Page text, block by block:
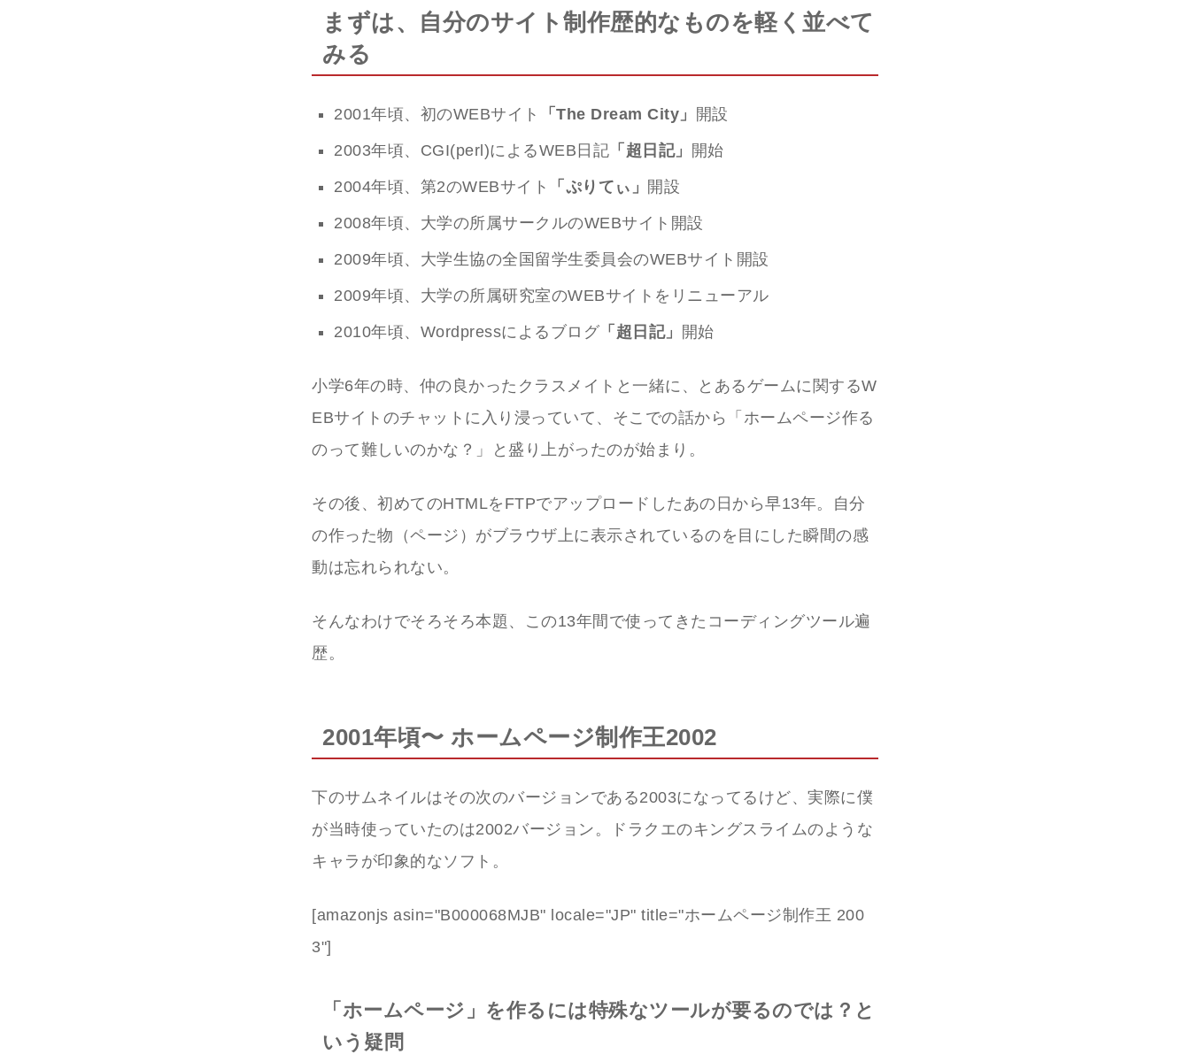
まずは、自分のサイト制作歴的なものを軽く並べて
みる
2001年頃、初のWEBサイト 「The Dream City」 開設
2003年頃、CGI(perl)によるWEB日記 「超日記」 開始
2004年頃、第2のWEBサイト 「ぷりてぃ」 開設
2008年頃、大学の所属サークルのWEBサイト開設
2009年頃、大学生協の全国留学生委員会のWEBサイト開設
2009年頃、大学の所属研究室のWEBサイトをリニューアル
2010年頃、Wordpressによるブログ 「超日記」 開始
小学6年の時、仲の良かったクラスメイトと一緒に、とあるゲームに関するW
EBサイトのチャットに入り浸っていて、そこでの話から「ホームページ作る
のって難しいのかな？」と盛り上がったのが始まり。
その後、初めてのHTMLをFTPでアップロードしたあの日から早13年。自分
の作った物（ページ）がブラウザ上に表示されているのを目にした瞬間の感
動は忘れられない。
そんなわけでそろそろ本題、この13年間で使ってきたコーディングツール遍
歴。
2001年頃〜 ホームページ制作王2002
下のサムネイルはその次のバージョンである2003になってるけど、実際に僕
が当時使っていたのは2002バージョン。ドラクエのキングスライムのような
キャラが印象的なソフト。
[amazonjs asin="B000068MJB" locale="JP" title="ホームページ制作王 200
3"]
「ホームページ」を作るには特殊なツールが要るのでは？と
いう疑問